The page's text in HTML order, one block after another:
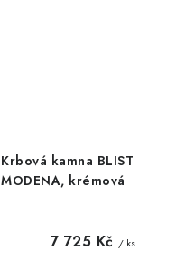
Krbová kamna BLIST
MODENA, krémová
7 725 Kč / ks